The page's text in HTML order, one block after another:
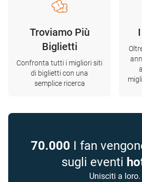
Troviamo Più
Biglietti
Confronta tutti i migliori siti
di biglietti con una
semplice ricerca
70.000 I fan
sugli eventi
Unisciti a loro.